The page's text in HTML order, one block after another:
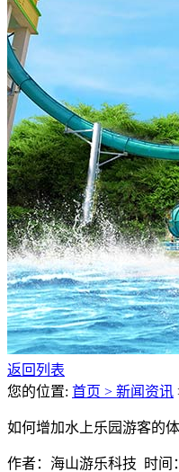
返回列表
您的位置: 首页 > 新闻资讯
如何增加水上乐园游客的
作者：海山游乐科技 时间